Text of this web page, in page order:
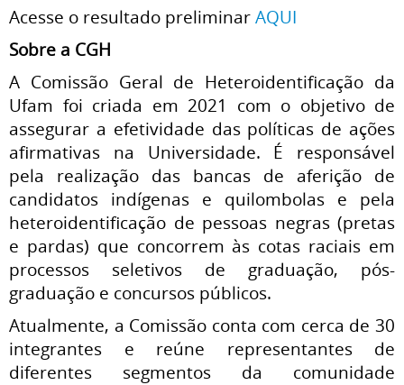
Acesse o resultado preliminar AQUI
Sobre a CGH
A Comissão Geral de Heteroidentificação da
Ufam foi criada em 2021 com o objetivo de
assegurar a efetividade das políticas de ações
afirmativas na Universidade. É responsável
pela realização das bancas de aferição de
candidatos indígenas e quilombolas e pela
heteroidentificação de pessoas negras (pretas
e pardas) que concorrem às cotas raciais em
processos seletivos de graduação, pós-
graduação e concursos públicos.
Atualmente, a Comissão conta com cerca de 30
integrantes e reúne representantes de
diferentes segmentos da comunidade